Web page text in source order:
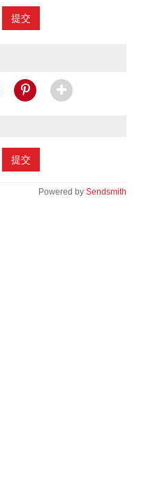
提交
提交
Powered by Sendsmith